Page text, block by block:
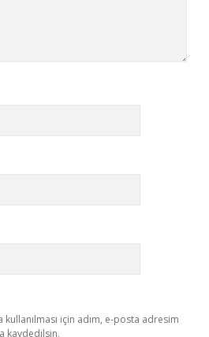
için adım, e-posta adresim
kaydedilsin.